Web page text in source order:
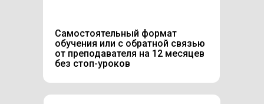
Самостоятельный формат
обучения или с обратной связью
от преподавателя на 12 месяцев
без стоп-уроков